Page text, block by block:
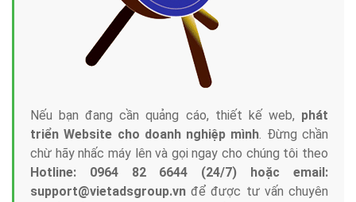
Nếu bạn đang cần quảng cáo, thiết kế web, phát
triển Website cho doanh nghiệp mình. Đừng chần
chừ hãy nhấc máy lên và gọi ngay cho chúng tôi theo
Hotline: 0964 82 6644 (24/7) hoặc email:
support@vietadsgroup.vn để được tư vấn chuyên